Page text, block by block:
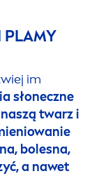
PLAMY
im
słoneczne
twarz i
bolesna,
a nawet